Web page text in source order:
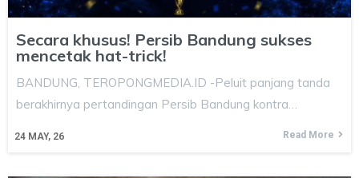
Secara khusus! Persib Bandung sukses
mencetak hat-trick!
24 MAY, 26
BANDUNG, TEROPONGMEDIA.ID -Peluit panjang tanda
berakhirnya pertandingan Persib Bandung kontra…
Read More